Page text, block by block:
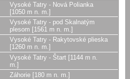
Vysoké Tatry - Nová Polianka
[1050 m n. m.]
Vysoké Tatry - pod Skalnatým
plesom [1561 m n. m.]
Vysoké Tatry - Rakytovské plieska
[1260 m n. m.]
Vysoké Tatry - Štart [1144 m n.
m.]
Záhorie [180 m n. m.]